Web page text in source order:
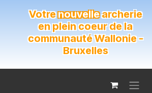
Votrenouvellearcherie
en plein coeur de la
communauté Wallonie -
Bruxelles